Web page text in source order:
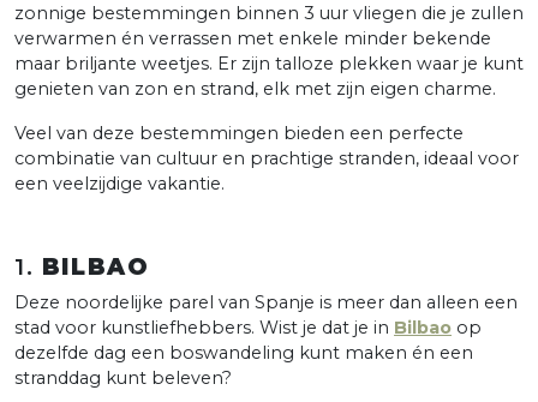
zonnige bestemmingen binnen 3 uur vliegen die je zullen
verwarmen én verrassen met enkele minder bekende
maar briljante weetjes. Er zijn talloze plekken waar je kunt
genieten van zon en strand, elk met zijn eigen charme.
Veel van deze bestemmingen bieden een perfecte
combinatie van cultuur en prachtige stranden, ideaal voor
een veelzijdige vakantie.
1. BILBAO
Deze noordelijke parel van Spanje is meer dan alleen een
stad voor kunstliefhebbers. Wist je dat je in Bilbao op
dezelfde dag een boswandeling kunt maken én een
stranddag kunt beleven?